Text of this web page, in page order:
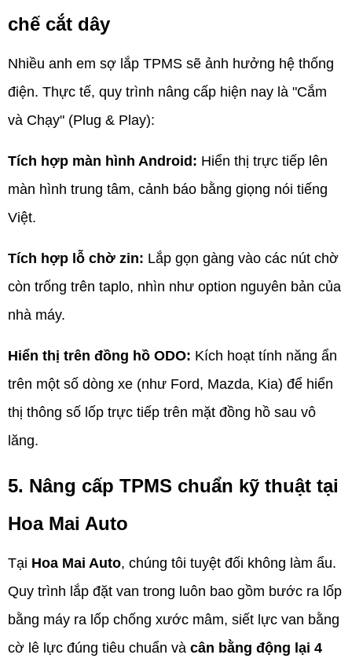
chế cắt dây
Nhiều anh em sợ lắp TPMS sẽ ảnh hưởng hệ thống
điện. Thực tế, quy trình nâng cấp hiện nay là "Cắm
và Chạy" (Plug & Play):
Tích hợp màn hình Android: Hiển thị trực tiếp lên
màn hình trung tâm, cảnh báo bằng giọng nói tiếng
Việt.
Tích hợp lỗ chờ zin: Lắp gọn gàng vào các nút chờ
còn trống trên taplo, nhìn như option nguyên bản của
nhà máy.
Hiển thị trên đồng hồ ODO: Kích hoạt tính năng ẩn
trên một số dòng xe (như Ford, Mazda, Kia) để hiển
thị thông số lốp trực tiếp trên mặt đồng hồ sau vô
lăng.
5. Nâng cấp TPMS chuẩn kỹ thuật tại
Hoa Mai Auto
Tại Hoa Mai Auto, chúng tôi tuyệt đối không làm ẩu.
Quy trình lắp đặt van trong luôn bao gồm bước ra lốp
bằng máy ra lốp chống xước mâm, siết lực van bằng
cờ lê lực đúng tiêu chuẩn và cân bằng động lại 4